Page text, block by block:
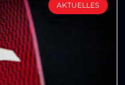
AKTUELLES